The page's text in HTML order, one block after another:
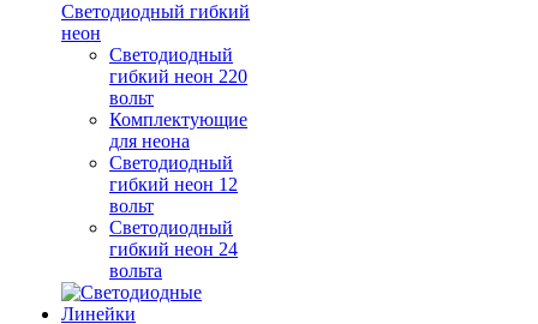
Светодиодный гибкий
неон
Светодиодный
гибкий неон 220
вольт
Комплектующие
для неона
Светодиодный
гибкий неон 12
вольт
Светодиодный
гибкий неон 24
вольта